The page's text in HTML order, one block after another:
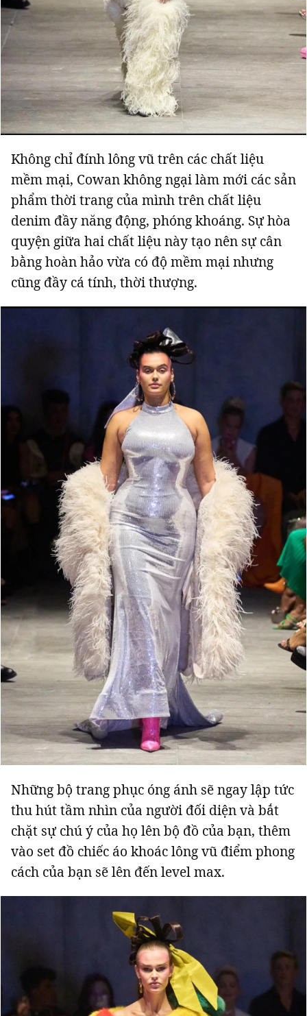
Không chỉ đính lông vũ trên các chất liệu
mềm mại, Cowan không ngại làm mới các sản
phẩm thời trang của mình trên chất liệu
denim đầy năng động, phóng khoáng. Sự hòa
quyện giữa hai chất liệu này tạo nên sự cân
bằng hoàn hảo vừa có độ mềm mại nhưng
cũng đầy cá tính, thời thượng.
Những bộ trang phục óng ánh sẽ ngay lập tức
thu hút tầm nhìn của người đối diện và bắt
chặt sự chú ý của họ lên bộ đồ của bạn, thêm
vào set đồ chiếc áo khoác lông vũ điểm phong
cách của bạn sẽ lên đến level max.